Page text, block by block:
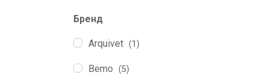
Бренд
Arquivet (1)
Bemo (5)